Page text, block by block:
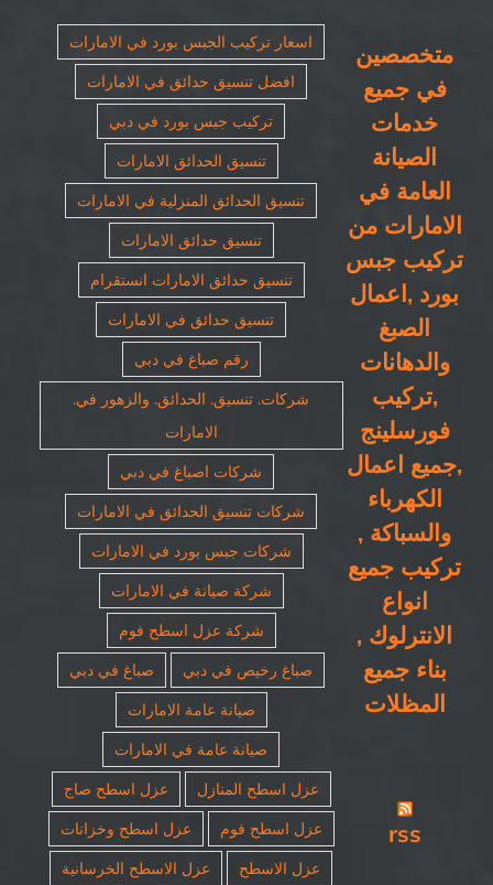
متخصصين
في جميع
خدمات
الصيانة
العامة في
الامارات من
تركيب جبس
بورد ,اعمال
الصبغ
والدهانات
,تركيب
فورسلينج
,جميع اعمال
الكهرباء
والسباكة ,
تركيب جميع
انواع
الانترلوك ,
بناء جميع
المظلات
rss
اسعار تركيب الجبس بورد في الامارات
افضل تنسيق حدائق في الامارات
تركيب جبس بورد في دبي
تنسيق الحدائق الامارات
تنسيق الحدائق المنزلية في الامارات
تنسيق حدائق الامارات
تنسيق حدائق الامارات انستقرام
تنسيق حدائق في الامارات
رقم صباغ في دبي
شركات. تنسيق. الحدائق. والزهور في.
الامارات
شركات اصباغ في دبي
شركات تنسيق الحدائق في الامارات
شركات جبس بورد في الامارات
شركة صيانة في الامارات
شركة عزل اسطح فوم
صباغ رخيص في دبي
صباغ في دبي
صيانة عامة الامارات
صيانة عامة في الامارات
عزل اسطح المنازل
عزل اسطح صاج
عزل اسطح فوم
عزل اسطح وخزانات
عزل الاسطح
عزل الاسطح الخرسانية